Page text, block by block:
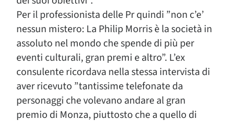
Per il professionista delle Pr quindi ”non c’e’
nessun mistero: La Philip Morris è la società in
assoluto nel mondo che spende di più per
eventi culturali, gran premi e altro”. L’ex
consulente ricordava nella stessa intervista di
aver ricevuto ”tantissime telefonate da
personaggi che volevano andare al gran
premio di Monza, piuttosto che a quello di